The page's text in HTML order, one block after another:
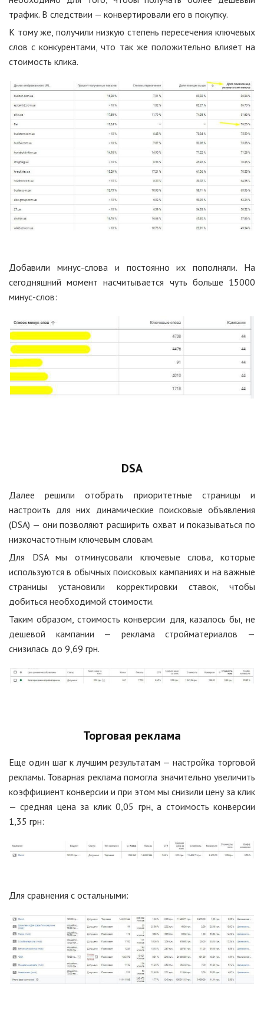
трафик. В следствии — конвертировали его в покупку.
К тому же, получили низкую степень пересечения ключевых
слов с конкурентами, что так же положительно влияет на
стоимость клика.
Добавили минус-слова и постоянно их пополняли. На
сегодняшний момент насчитывается чуть больше 15000
минус-слов:
DSA
Далее решили отобрать приоритетные страницы и
настроить для них динамические поисковые объявления
(DSA) — они позволяют расширить охват и показываться по
низкочастотным ключевым словам.
Для DSA мы отминусовали ключевые слова, которые
используются в обычных поисковых кампаниях и на важные
страницы установили корректировки ставок, чтобы
добиться необходимой стоимости.
Таким образом, стоимость конверсии для, казалось бы, не
дешевой кампании — реклама стройматериалов —
снизилась до 9,69 грн.
Торговая реклама
Еще один шаг к лучшим результатам — настройка торговой
рекламы. Товарная реклама помогла значительно увеличить
коэффициент конверсии и при этом мы снизили цену за клик
— средняя цена за клик 0,05 грн, а стоимость конверсии
1,35 грн:
Для сравнения с остальными: